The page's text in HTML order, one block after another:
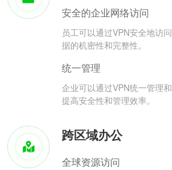
安全的企业网络访问
员工可以通过VPN安全地访
据的机密性和完整性。
统一管理
企业可以通过VPN统一管理
提高安全性和管理效率。
跨区域办公
全球资源访问